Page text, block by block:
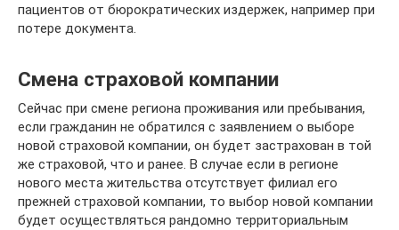
пациентов от бюрократических издержек, например при
потере документа.
Смена страховой компании
Сейчас при смене региона проживания или пребывания,
если гражданин не обратился с заявлением о выборе
новой страховой компании, он будет застрахован в той
же страховой, что и ранее. В случае если в регионе
нового места жительства отсутствует филиал его
прежней страховой компании, то выбор новой компании
будет осуществляться рандомно территориальным